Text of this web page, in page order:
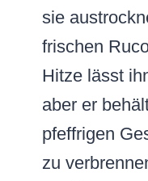
sie
frischen
Hitze lässt
aber er
pfeffrigen
zu